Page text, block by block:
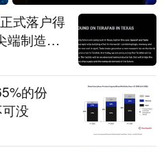
式落户得
端制造带
的份
没